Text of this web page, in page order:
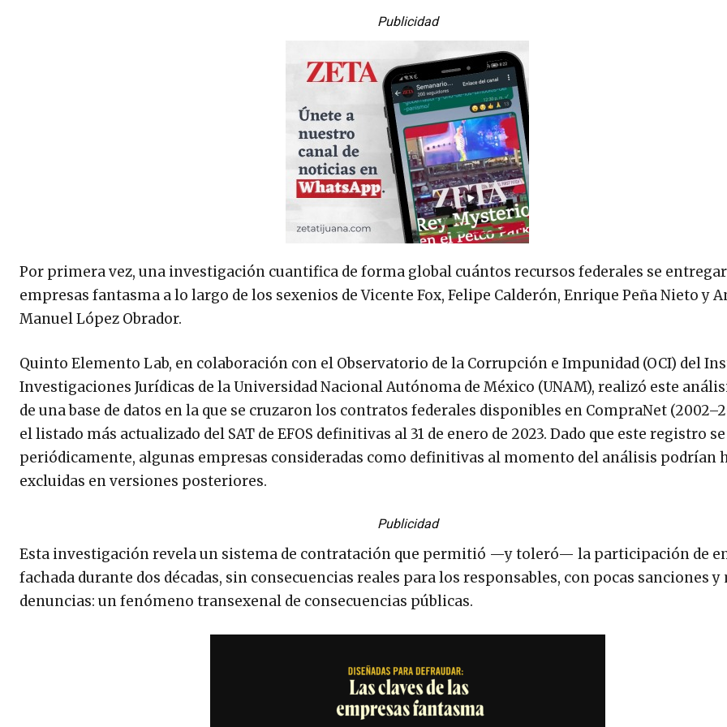
Publicidad
Por primera vez, una investigación cuantifica de forma global cuántos recursos federales se
empresas fantasma a lo largo de los sexenios de Vicente Fox, Felipe Calderón, Enrique Peña Nieto y
Manuel López Obrador.
Quinto Elemento Lab, en colaboración con el Observatorio de la Corrupción e Impunidad (OCI) del
Investigaciones Jurídicas de la Universidad Nacional Autónoma de México (UNAM), realizó este
de una base de datos en la que se cruzaron los contratos federales disponibles en CompraNet
el listado más actualizado del SAT de EFOS definitivas al 31 de enero de 2023. Dado que este registro
periódicamente, algunas empresas consideradas como definitivas al momento del análisis podrían
excluidas en versiones posteriores.
Publicidad
Esta investigación revela un sistema de contratación que permitió —y toleró— la participación de
fachada durante dos décadas, sin consecuencias reales para los responsables, con pocas sanciones y
denuncias: un fenómeno transexenal de consecuencias públicas.